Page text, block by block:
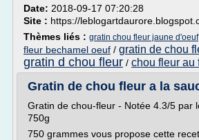
Date: 2018-09-17 07:20:28
Site : https://
Thèmes liés : gratin chou fleur jaune d'oeuf
fleur bechamel oeuf / gratin de chou
gratin d chou fleur / chou fleur au
Gratin de chou fleur a la
Gratin de chou-fleur - Notée 4.3/5 par
750g
750 grammes vous propose cette